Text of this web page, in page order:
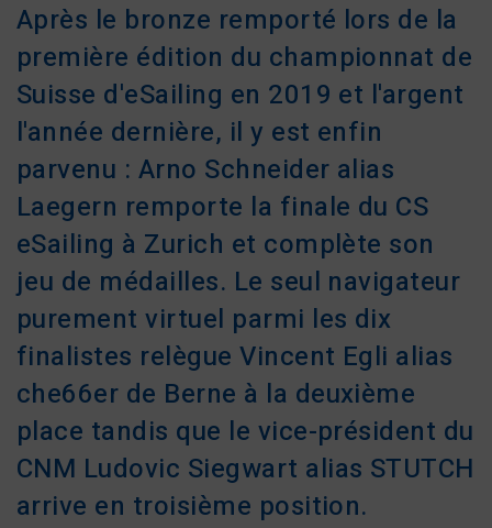
Après le bronze remporté lors de la
première édition du championnat de
Suisse d'eSailing en 2019 et l'argent
l'année dernière, il y est enfin
parvenu : Arno Schneider alias
Laegern remporte la finale du CS
eSailing à Zurich et complète son
jeu de médailles. Le seul navigateur
purement virtuel parmi les dix
finalistes relègue Vincent Egli alias
che66er de Berne à la deuxième
place tandis que le vice-président du
CNM Ludovic Siegwart alias STUTCH
arrive en troisième position.